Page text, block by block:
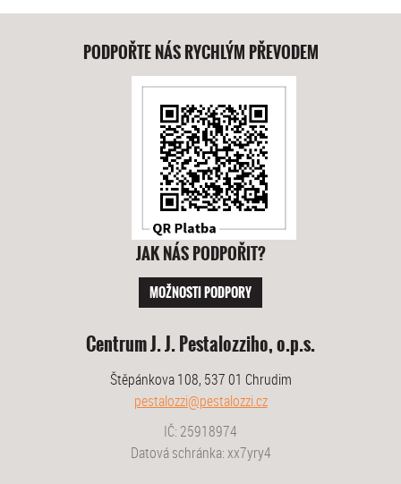
PODPOŘTE NÁS RYCHLÝM PŘEVODEM
JAK NÁS PODPOŘIT?
MOŽNOSTI PODPORY
Centrum J. J. Pestalozziho, o.p.s.
Štěpánkova 108, 537 01 Chrudim
pestalozzi@pestalozzi.cz
IČ: 25918974
Datová schránka: xx7yry4